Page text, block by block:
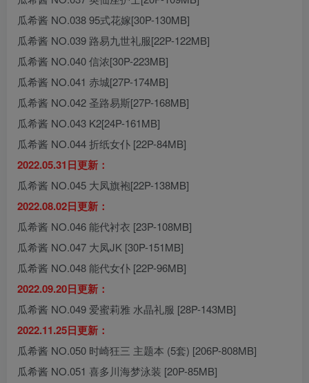
瓜希酱 NO.038 95式花嫁[30P-130MB]
瓜希酱 NO.039 路易九世礼服[22P-122MB]
瓜希酱 NO.040 信浓[30P-223MB]
瓜希酱 NO.041 赤城[27P-174MB]
瓜希酱 NO.042 圣路易斯[27P-168MB]
瓜希酱 NO.043 K2[24P-161MB]
瓜希酱 NO.044 折纸女仆 [22P-84MB]
2022.05.31日更新：
瓜希酱 NO.045 大凤旗袍[22P-138MB]
2022.08.02日更新：
瓜希酱 NO.046 能代衬衣 [23P-108MB]
瓜希酱 NO.047 大凤JK [30P-151MB]
瓜希酱 NO.048 能代女仆 [22P-96MB]
2022.09.20日更新：
瓜希酱 NO.049 爱蜜莉雅 水晶礼服 [28P-143MB]
2022.11.25日更新：
瓜希酱 NO.050 时崎狂三 主题本 (5套) [206P-808MB]
瓜希酱 NO.051 喜多川海梦泳装 [20P-85MB]